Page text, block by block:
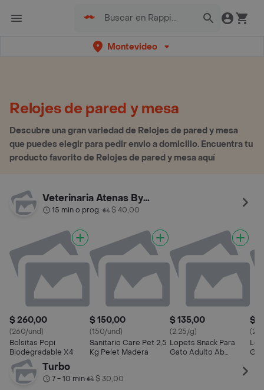
Montevideo
Relojes de pared y mesa
Descubre una gran variedad de Relojes de pared y mesa
que puedes elegir para pedir envio a domicilio. Encuentra tu
producto favorito de Relojes de pared y mesa aquí
Veterinaria Atenas By Palermo
15 min o prog.• $ 40,00
$ 260,00
(260/und)
Bolsitas Popi
Biodegradable X4
$ 150,00
(150/und)
Sanitario Care Pet 2,5
Kg Pelet Madera
$ 135,00
(2.25/g)
Lopets Snack Para
Gato Adulto Ab
$
Turbo
7 - 10 min• $ 30,00